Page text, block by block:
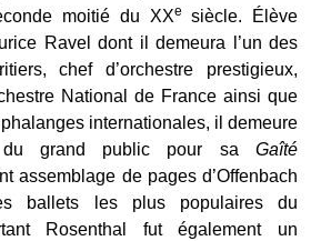
moitié du XXe
siècle. Élève
Ravel dont il demeura l’un des
chef d’orchestre prestigieux,
National de France ainsi que
internationales, il demeure
du grand public pour sa Gaîté
assemblage de pages d’Offenbach
ballets les plus populaires du
Rosenthal fut également un